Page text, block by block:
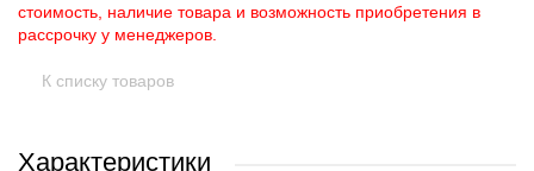
стоимость, наличие товара и возможность приобретения в
рассрочку у менеджеров.
К списку товаров
Характеристики